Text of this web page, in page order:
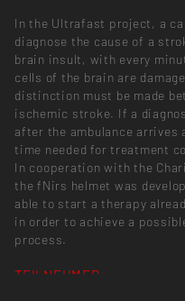
In the Ultrafast project, a
diagnose the cause of a
brain insult, with every
cells of the brain are
distinction must be made
ischemic stroke. If a
after the ambulance arrives
time needed for treatment
In cooperation with the
the fNirs helmet was
able to start a therapy
in order to achieve a
process.
TEILNEHMER